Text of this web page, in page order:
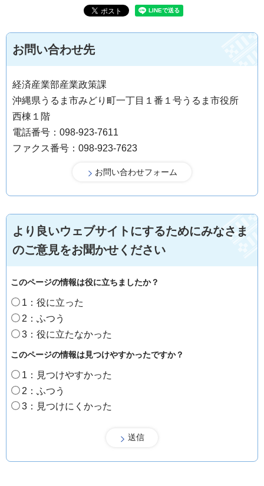
お問い合わせ先
経済産業部産業政策課
沖縄県うるま市みどり町一丁目１番１号うるま市役所
西棟１階
電話番号：098-923-7611
ファクス番号：098-923-7623
より良いウェブサイトにするためにみなさま
のご意見をお聞かせください
このページの情報は役に立ちましたか？
1：役に立った
2：ふつう
3：役に立たなかった
このページの情報は見つけやすかったですか？
1：見つけやすかった
2：ふつう
3：見つけにくかった